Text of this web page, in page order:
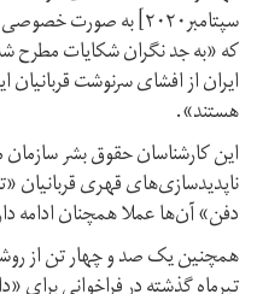
سپتامبر۲۰۲۰] به صورت
که «به جد نگران شکایات مطرح
ایران از افشای سرنوشت
هستند».
این کارشناسان حقوق بشر سازمان
ناپدیدسازی‌های قهری
دفن» آن‌ها عملا همچنان ادامه
همچنین یک صد و چهار تن از